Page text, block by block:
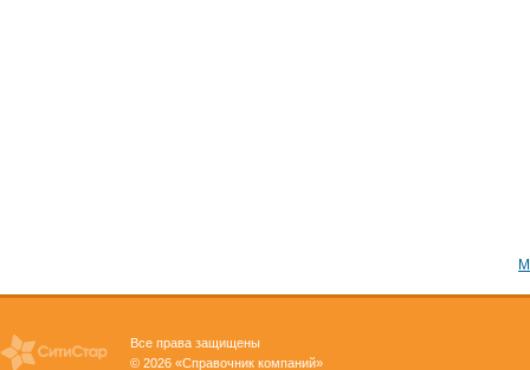
Все права защищены
© 2026 «Справочник компаний»